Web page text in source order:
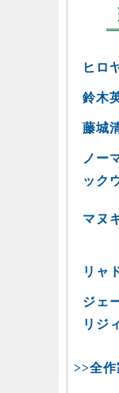
ヒロ
鈴木
藤城
ノー
ック
マヌ
リャ
ジェ
リジ
>>全作